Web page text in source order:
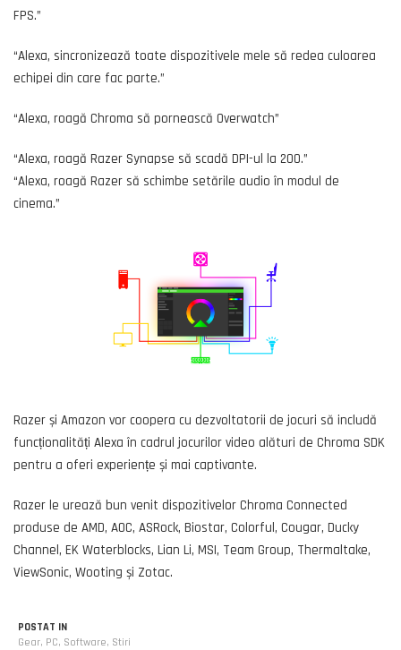
FPS.”
“Alexa, sincronizează toate dispozitivele mele să redea culoarea
echipei din care fac parte.”
“Alexa, roagă Chroma să pornească Overwatch”
“Alexa, roagă Razer Synapse să scadă DPI-ul la 200.”
“Alexa, roagă Razer să schimbe setările audio în modul de
cinema.”
Razer și Amazon vor coopera cu dezvoltatorii de jocuri să includă
funcționalități Alexa în cadrul jocurilor video alături de Chroma SDK
pentru a oferi experiențe și mai captivante.
Razer le urează bun venit dispozitivelor Chroma Connected
produse de AMD, AOC, ASRock, Biostar, Colorful, Cougar, Ducky
Channel, EK Waterblocks, Lian Li, MSI, Team Group, Thermaltake,
ViewSonic, Wooting și Zotac.
POSTAT IN
Gear, PC, Software, Stiri